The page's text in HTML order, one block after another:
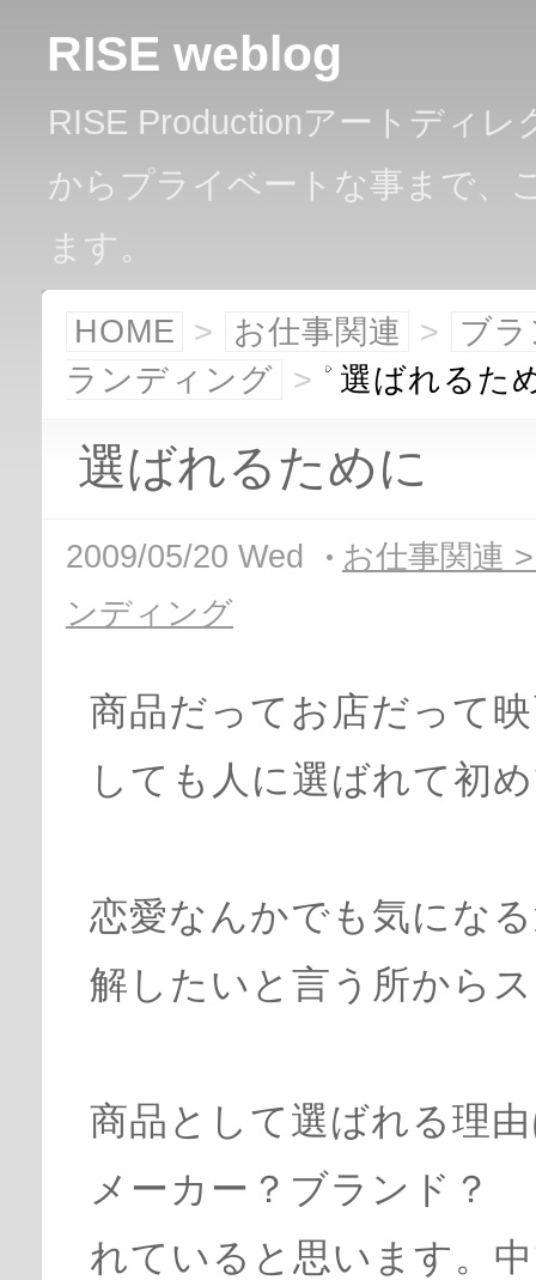
RISE weblog
RISE Productionアートディ
からプライベートな事まで、
ます。
HOME > お仕事関連 >
ブ
ランディング > 選ばれるた
選ばれるために
2009/05/20 Wed
お仕事関連
ンディング
商品だってお店だって
しても人に選ばれて初
恋愛なんかでも気にな
解したいと言う所から
商品として選ばれる理
メーカー？ブランド？
れていると思います。